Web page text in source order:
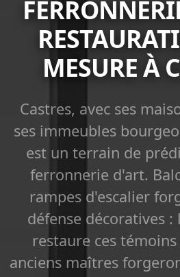
MESURE À
Castres, avec ses
ses immeubles
est un terrain de
ferronnerie d'art.
rampes d'escalier
défense décoratives
restaure ces
anciens maîtres